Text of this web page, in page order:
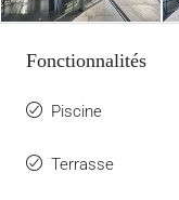
Fonctionnalités
Piscine
Terrasse